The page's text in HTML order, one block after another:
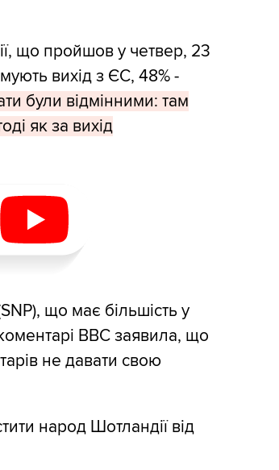
що пройшов у четвер, 23
вихід з ЄС, 48% -
були відмінними: там
як за вихід
що має більшість у
ВВС заявила, що
не давати свою
народ Шотландії від